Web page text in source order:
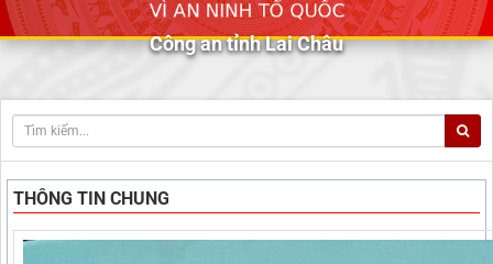
Công an tỉnh Lai Châu
THÔNG TIN CHUNG